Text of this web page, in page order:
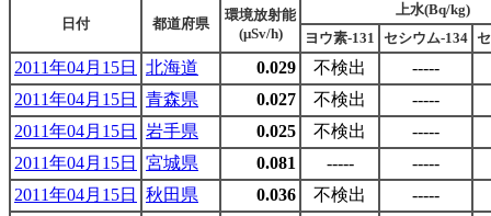
日付 都道府県
環境放射能
(μSv/h)
上水(Bq/kg)
ヨウ素-131 セシウム-134
2011年04月15日 北海道 0.029 不検出
-----
2011年04月15日
青森県 0.027 不検出
-----
2011年04月15日
岩手県 0.025 不検出
-----
2011年04月15日
宮城県 0.081 -----
-----
2011年04月15日
秋田県 0.036 不検出
-----